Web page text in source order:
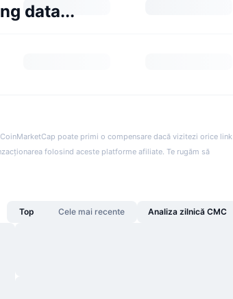
data...
poate primi o compensare dacă vizitezi orice link
folosind aceste platforme afiliate. Te rugăm să
Top Cele mai recente Analiza zilnică CMC